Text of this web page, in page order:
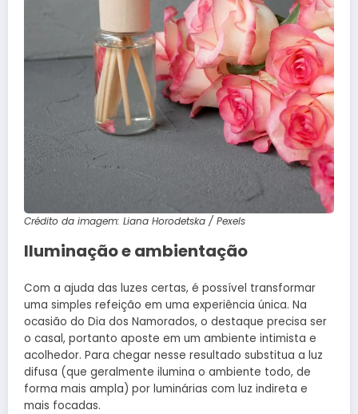
Crédito da imagem: Liana Horodetska / Pexels
Iluminação e ambientação
Com a ajuda das luzes certas, é possível transformar
uma simples refeição em uma experiência única. Na
ocasião do Dia dos Namorados, o destaque precisa ser
o casal, portanto aposte em um ambiente intimista e
acolhedor. Para chegar nesse resultado substitua a luz
difusa (que geralmente ilumina o ambiente todo, de
forma mais ampla) por luminárias com luz indireta e
mais focadas.